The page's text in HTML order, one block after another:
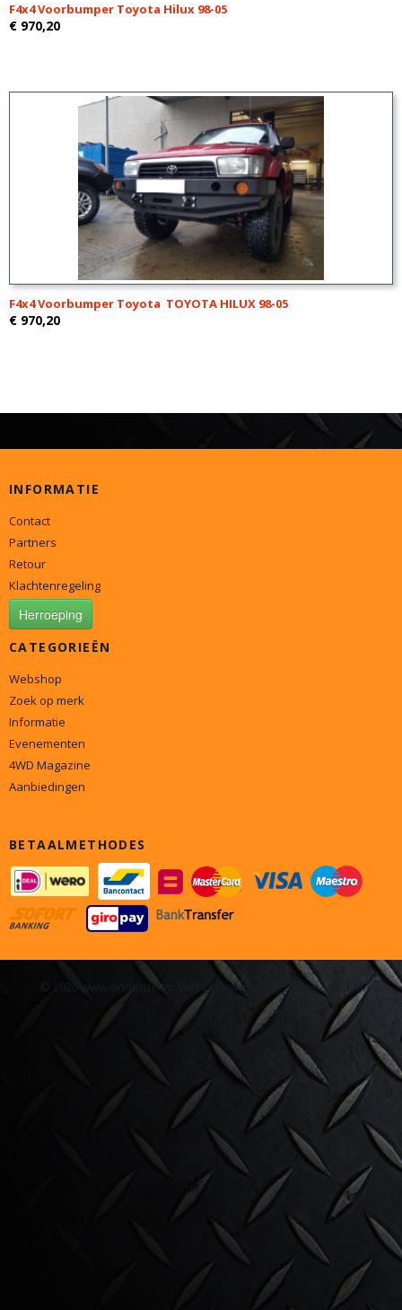
F4x4 Voorbumper Toyota Hilux 98-05
€ 970,20
F4x4 Voorbumper Toyota TOYOTA HILUX 98-05
€ 970,20
INFORMATIE
Contact
Partners
Retour
Klachtenregeling
Herroeping
CATEGORIEËN
Webshop
Zoek op merk
Informatie
Evenementen
4WD Magazine
Aanbiedingen
BETAALMETHODES
© 2026 www.onderdelen4x4.nl - Powered by Shoppagina.nl